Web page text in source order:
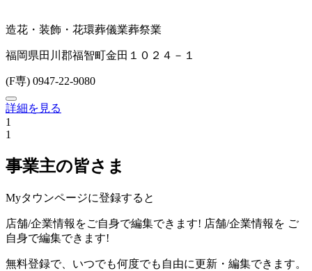
造花・装飾・花環葬儀業葬祭業
福岡県田川郡福智町金田１０２４－１
(F専) 0947-22-9080
詳細を見る
1
1
事業主の皆さま
Myタウンページに登録すると
店舗/企業情報をご自身で編集できます! 店舗/企業情報を ご
自身で編集できます!
無料登録で、いつでも何度でも自由に更新・編集できます。